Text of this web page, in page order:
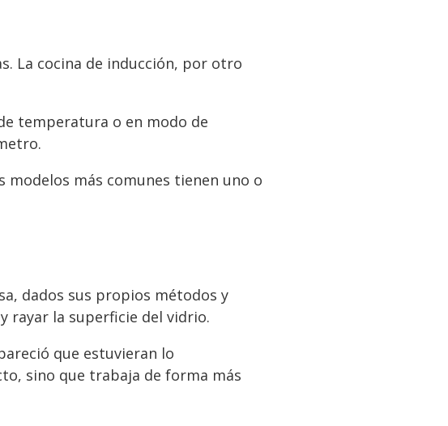
La cocina de inducción, por otro
temperatura o en modo de
más comunes tienen uno o
dados sus propios métodos y
rayar la superficie del vidrio.
que estuvieran lo
sino que trabaja de forma más